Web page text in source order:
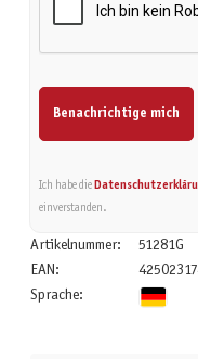
Benachrichtige mich
Ich habe die
einverstanden.
Artikelnummer:
51281G
EAN:
Sprache: